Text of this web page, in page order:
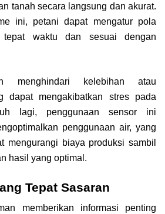
tanah secara langsung dan akurat.
ini, petani dapat mengatur pola
tepat waktu dan sesuai dengan
menghindari kelebihan atau
dapat mengakibatkan stres pada
lagi, penggunaan sensor ini
penggunaan air, yang
mengurangi biaya produksi sambil
hasil yang optimal.
Tepat Sasaran
memberikan informasi penting